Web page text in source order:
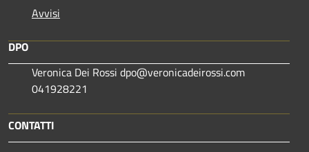
Avvisi
DPO
Veronica Dei Rossi dpo@veronicadeirossi.com
041928221
CONTATTI